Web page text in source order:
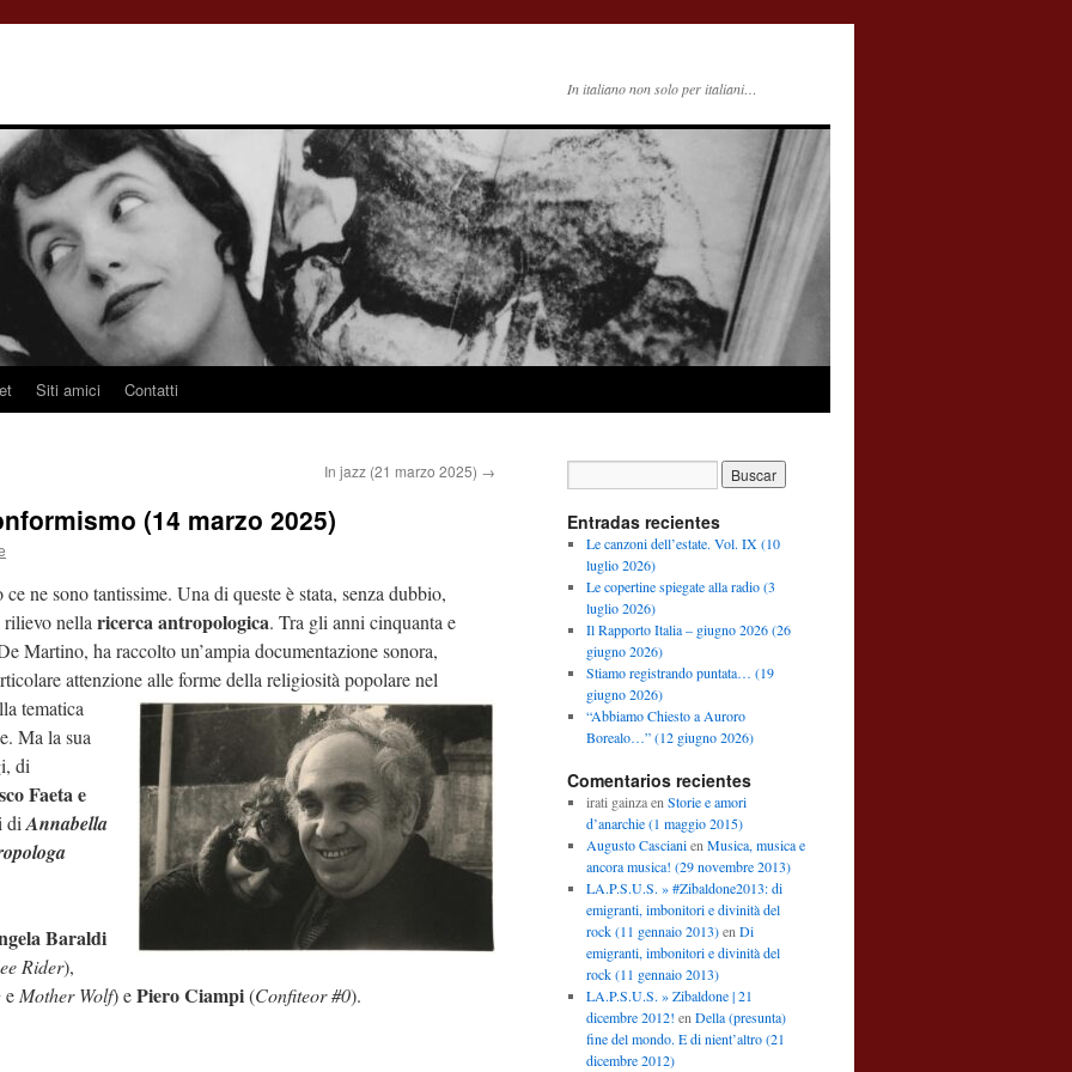
In italiano non solo per italiani…
Siti amici Contatti
In jazz (21 marzo 2025) →
(14 marzo 2025)
ne sono tantissime. Una di queste è stata, senza dubbio,
nella ricerca antropologica. Tra gli anni cinquanta e
Martino, ha raccolto un’ampia documentazione sonora,
attenzione alleforme della religiosità popolare nel
tematica
Ma la sua
di
Faeta e
di Annabella
Baraldi
Rider),
e Mother Wolf) ePiero Ciampi(Confiteor #0).
Entradas recientes
Le canzoni dell’estate. Vol. IX (10
luglio 2026)
Le copertine spiegate alla radio (3
luglio 2026)
Il Rapporto Italia – giugno 2026 (26
giugno 2026)
Stiamo registrando puntata… (19
giugno 2026)
“Abbiamo Chiesto a Auroro
Borealo…” (12 giugno 2026)
Comentarios recientes
irati gainzaen Storie e amori
d’anarchie (1 maggio 2015)
Augusto Cascianien Musica, musica e
ancora musica! (29 novembre 2013)
LA.P.S.U.S. » #Zibaldone2013: di
emigranti, imbonitori e divinità del
rock (11 gennaio 2013)en Di
emigranti, imbonitori e divinità del
rock (11 gennaio 2013)
LA.P.S.U.S. » Zibaldone | 21
dicembre 2012! en Della (presunta)
fine del mondo. E di nient’altro (21
dicembre 2012)